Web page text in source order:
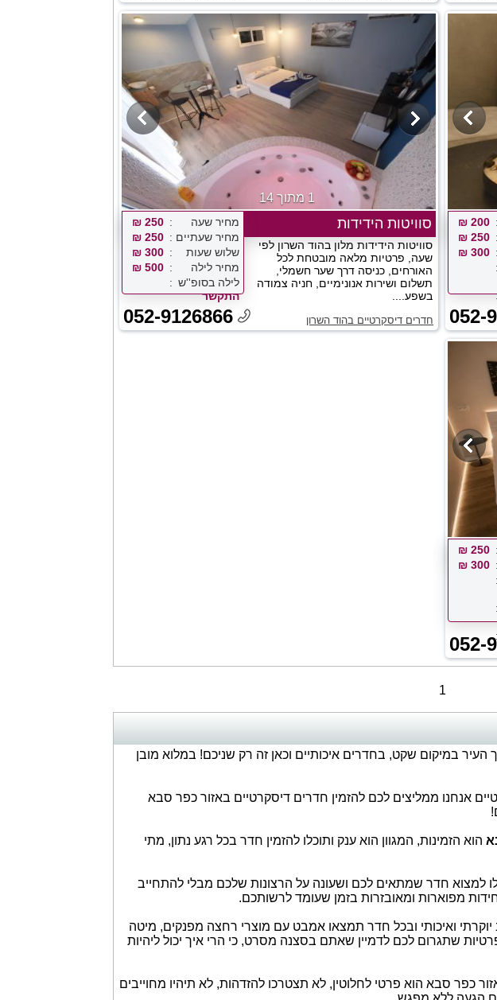
200 ₪
250 ₪
300 ₪
052-
1 מתוך 14
סוויטות הידידות
סוויטות הידידות מלון בהוד השרון לפי
שעה, פרטיות מלאה מובטחת לכל
האורחים, כניסה דרך שער חשמלי,
תשלום ושירות אנונימיים, חניה צמודה
בשפע....
חדרים דיסקרטיים בהוד השרון
מחיר שעה
250 ₪
מחיר שעתיים
250 ₪
שלוש שעות
300 ₪
מחיר לילה
500 ₪
לילה בסופ''ש
התקשר
052-9126866
250 ₪
300 ₪
052-
1
העיר במיקום שקט, בחדרים איכותיים וכאן זה רק שניכם! במלוא מובן
אנחנו ממליצים לכם להזמין חדרים דיסקרטיים באזור כפר סבא
הוא הזמינות, המגוון הוא ענק ותוכלו להזמין חדר בכל רגע נתון, מתי
למצוא חדר שמתאים לכם ושעונה על הרצונות שלכם מבלי להתחייב
מפוארות ומאובזרות בזמן שעומד לרשותכם.
יוקרתי ואיכותי ובכל חדר תמצאו אמבט עם מוצרי רחצה מפנקים, מיטה
שתגרום לכם לדמיין שאתם בסצנה מסרט, כי הרי איך יכול ליהיות
כפר סבא הוא פרטי לחלוטין, לא תצטרכו להזדהות, לא תיהיו מחוייבים